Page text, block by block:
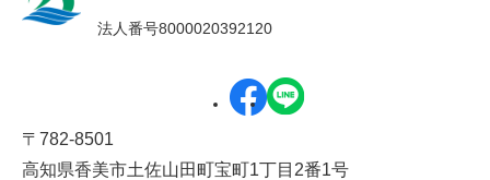
法人番号8000020392120
〒782-8501
高知県香美市土佐山田町宝町1丁目2番1号